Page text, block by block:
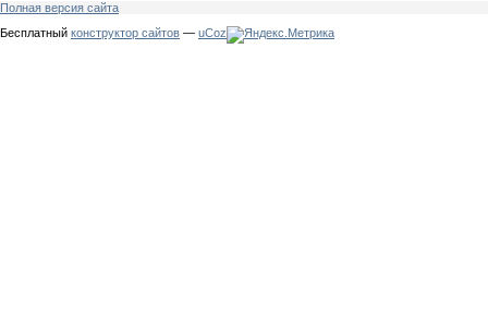
Полная версия сайта
Бесплатный конструктор сайтов — uCoz